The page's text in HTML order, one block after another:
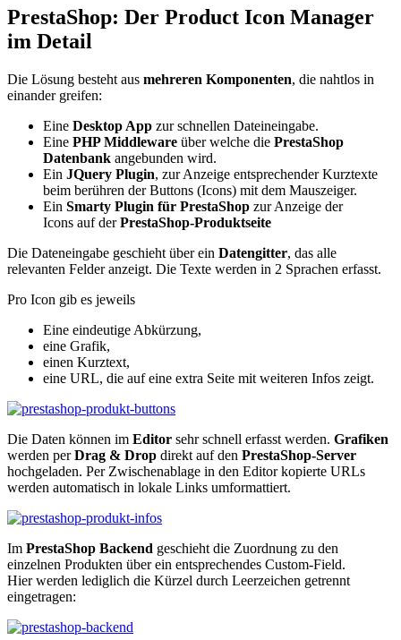
PrestaShop: Der Product Icon Manager
im Detail
Die Lösung besteht aus mehreren Komponenten, die nahtlos in
einander greifen:
Eine Desktop App zur schnellen Dateineingabe.
Eine PHP Middleware über welche die PrestaShop
Datenbank angebunden wird.
Ein JQuery Plugin, zur Anzeige entsprechender Kurztexte
beim berühren der Buttons (Icons) mit dem Mauszeiger.
Ein Smarty Plugin für PrestaShop zur Anzeige der
Icons auf derPrestaShop-Produktseite
Die Dateneingabe geschieht über ein Datengitter, das alle
relevanten Felder anzeigt. Die Texte werden in 2 Sprachen erfasst.
Pro Icon gib es jeweils
Eine eindeutige Abkürzung,
eine Grafik,
einen Kurztext,
eine URL, die auf eine extra Seite mit weiteren Infos zeigt.
Die Daten können im Editor sehr schnell erfasst werden. Grafiken
werden perDrag & Drop direkt auf den PrestaShop-Server
hochgeladen. Per Zwischenablage in den Editor kopierte URLs
werden automatisch in lokale Links umformattiert.
Im PrestaShop Backend geschieht die Zuordnung zu den
einzelnen Produkten über ein entsprechendes Custom-Field.
Hier werden lediglich die Kürzel durch Leerzeichen getrennt
eingetragen: